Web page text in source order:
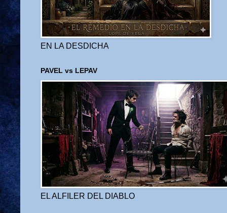
EN LA DESDICHA
PAVEL vs LEPAV
EL ALFILER DEL DIABLO